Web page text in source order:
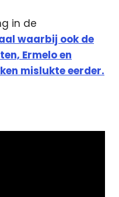
in de
waarbij ook de
Ermelo en
mislukte eerder.